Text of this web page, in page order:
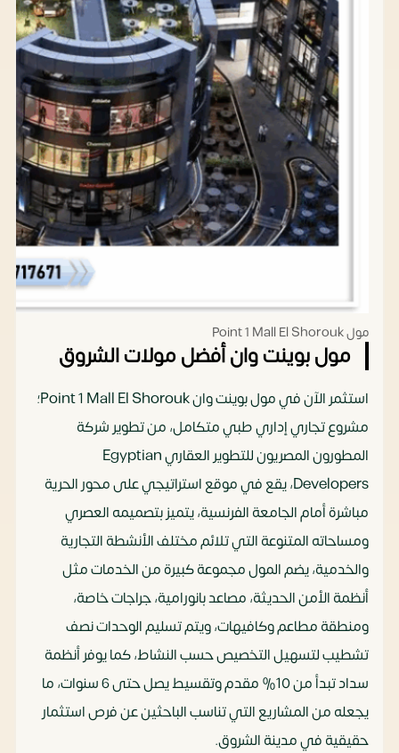
مول Point 1 Mall El Shorouk
مول بوينت وان أفضل مولات الشروق
استثمر الآن في مول بوينت وان Point 1 Mall El Shorouk؛
مشروع تجاري إداري طبي متكامل، من تطوير شركة
المطورون المصريون للتطوير العقاري Egyptian
Developers، يقع في موقع استراتيجي على محور الحرية
مباشرة أمام الجامعة الفرنسية، يتميز بتصميمه العصري
ومساحاته المتنوعة التي تلائم مختلف الأنشطة التجارية
والخدمية، يضم المول مجموعة كبيرة من الخدمات مثل
أنظمة الأمن الحديثة، مصاعد بانورامية، جراجات خاصة،
ومنطقة مطاعم وكافيهات، ويتم تسليم الوحدات نصف
تشطيب لتسهيل التخصيص حسب النشاط، كما يوفر أنظمة
سداد تبدأ من 10% مقدم وتقسيط يصل حتى 6 سنوات، ما
يجعله من المشاريع التي تناسب الباحثين عن فرص استثمار
حقيقية في مدينة الشروق.